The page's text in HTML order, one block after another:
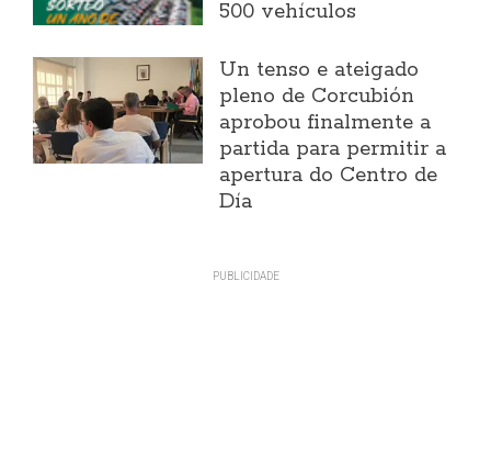
500 vehículos
Un tenso e ateigado
pleno de Corcubión
aprobou finalmente a
partida para permitir a
apertura do Centro de
Día